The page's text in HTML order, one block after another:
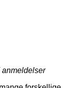
anmeldelser